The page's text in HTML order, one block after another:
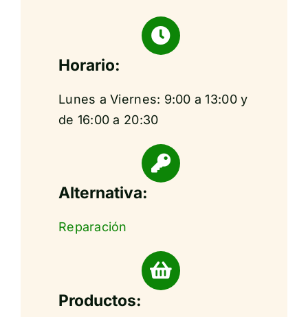
Horario:
Lunes a Viernes: 9:00 a 13:00 y
de 16:00 a 20:30
Alternativa:
Reparación
Productos: